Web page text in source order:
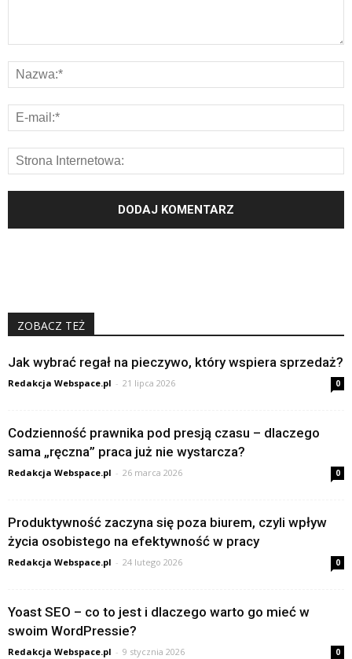
ZOBACZ TEŻ
Jak wybrać regał na pieczywo, który wspiera sprzedaż?
Redakcja Webspace.pl - 21 lipca 2026 0
Codzienność prawnika pod presją czasu – dlaczego
sama „ręczna” praca już nie wystarcza?
Redakcja Webspace.pl - 26 marca 2026 0
Produktywność zaczyna się poza biurem, czyli wpływ
życia osobistego na efektywność w pracy
Redakcja Webspace.pl - 24 lutego 2026 0
Yoast SEO – co to jest i dlaczego warto go mieć w
swoim WordPressie?
Redakcja Webspace.pl - 9 stycznia 2026 0